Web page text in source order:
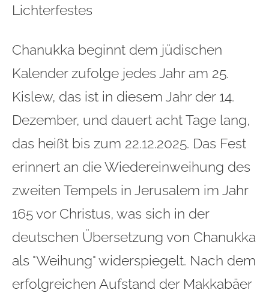
Lichterfestes
Chanukka beginnt dem jüdischen
Kalender zufolge jedes Jahr am 25.
Kislew, das ist in diesem Jahr der 14.
Dezember, und dauert acht Tage lang,
das heißt bis zum 22.12.2025. Das Fest
erinnert an die Wiedereinweihung des
zweiten Tempels in Jerusalem im Jahr
165 vor Christus, was sich in der
deutschen Übersetzung von Chanukka
als "Weihung" widerspiegelt. Nach dem
erfolgreichen Aufstand der Makkabäer